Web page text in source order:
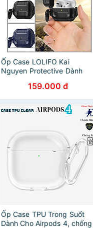
Ốp Case LOLIFO Kai
Nguyen Protective Dành
PRO, Khoá Thông Minh Bảo
Vệ Toàn Diện, Chống Rơi Vỡ
- Hàng Nhập Khẩu
159.000 đ
Ốp Case TPU Trong Suốt
Dành Cho Airpods 4, chống